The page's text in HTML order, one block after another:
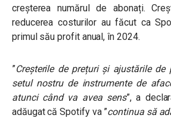
creșterea numărul de abonați.
reducerea costurilor au făcut ca
primul său profit anual, în 2024.
”Creșterile de prețuri și ajustările
setul nostru de instrumente de
atunci când va avea sens”, a
adăugat că Spotify va ”continua să